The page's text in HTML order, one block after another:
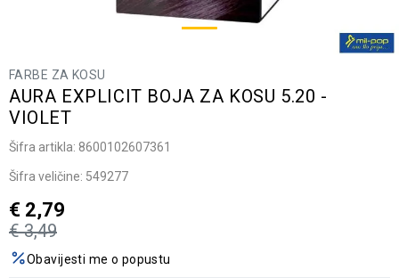
FARBE ZA KOSU
AURA EXPLICIT BOJA ZA KOSU 5.20 -
VIOLET
Šifra artikla: 8600102607361
Šifra veličine: 549277
€ 3,49
€ 2,79
Obavijesti me o popustu